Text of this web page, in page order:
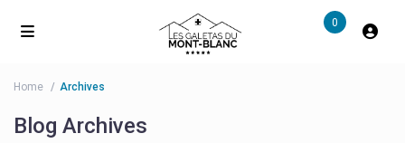
0
Home Archives
Blog Archives